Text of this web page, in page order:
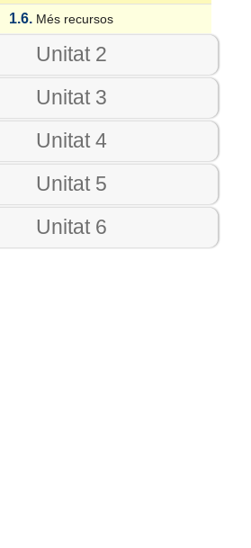
1.6. Més recursos
Unitat 2
Unitat 3
Unitat 4
Unitat 5
Unitat 6